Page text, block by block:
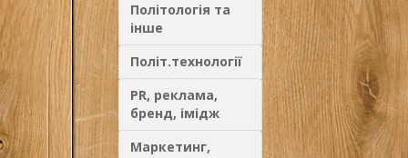
Політологія та
інше
Політ.технології
PR, реклама,
бренд, імідж
Маркетинг,